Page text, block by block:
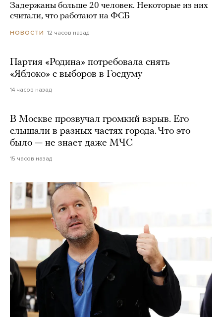
Задержаны больше 20 человек. Некоторые из них
считали, что работают на ФСБ
НОВОСТИ 12 часов назад
Партия «Родина» потребовала снять
«Яблоко» с выборов в Госдуму
14 часов назад
В Москве прозвучал громкий взрыв. Его
слышали в разных частях города. Что это
было — не знает даже МЧС
15 часов назад